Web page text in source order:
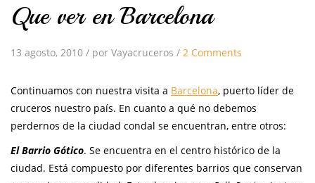
Que ver en Barcelona
13 agosto, 2010 / por Vayacruceros / 2 Comments
Continuamos con nuestra visita a Barcelona, puerto líder de
cruceros nuestro país. En cuanto a qué no debemos
perdernos de la ciudad condal se encuentran, entre otros:
El Barrio Gótico. Se encuentra en el centro histórico de la
ciudad. Está compuesto por diferentes barrios que conservan